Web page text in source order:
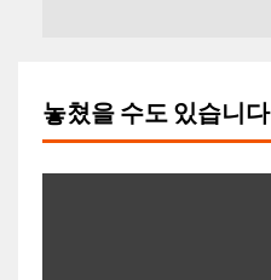
놓쳤을 수도 있습니다